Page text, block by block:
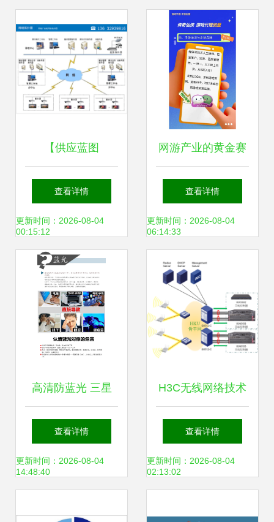
【供应蓝图
LTI70FN供应70寸
立式网络版广告
机】价格,厂家,图
片,广告机,深圳蓝
图信息技术股份科
查看详情
更新时间：2026-08-04
00:15:12
网游产业的黄金赛
道 系统开发、代理
推广与技术服务
查看详情
更新时间：2026-08-04
06:14:33
高清防蓝光 三星
Galaxy Note 3
N9000贴膜如何保
查看详情
更新时间：2026-08-04
14:48:40
H3C无线网络技术
助力香港大学构建
智慧校园新标杆
查看详情
更新时间：2026-08-04
02:13:02